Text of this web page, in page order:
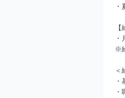
【
※
＜